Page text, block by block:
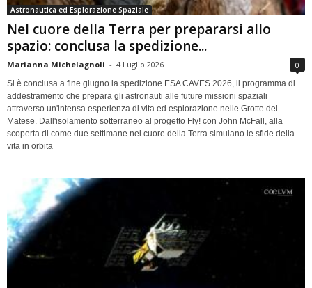
Astronautica ed Esplorazione Spaziale
Nel cuore della Terra per prepararsi allo
spazio: conclusa la spedizione...
Marianna Michelagnoli - 4 Luglio 2026 0
Si è conclusa a fine giugno la spedizione ESA CAVES 2026, il programma di
addestramento che prepara gli astronauti alle future missioni spaziali
attraverso un'intensa esperienza di vita ed esplorazione nelle Grotte del
Matese. Dall'isolamento sotterraneo al progetto Fly! con John McFall, alla
scoperta di come due settimane nel cuore della Terra simulano le sfide della
vita in orbita